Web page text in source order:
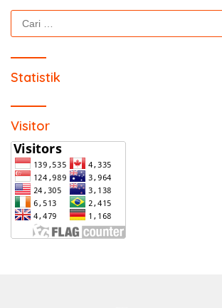
Cari
untuk:
Statistik
Visitor